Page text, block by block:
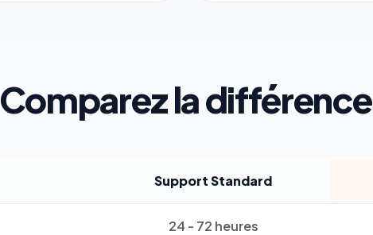
Comparez la différence
Support Standard
24 - 72 heures